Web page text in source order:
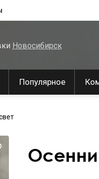
Новосибирск
Популярное